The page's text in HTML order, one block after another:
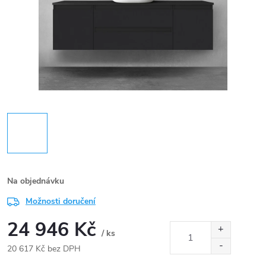
Na objednávku
Možnosti doručení
24 946 Kč / ks
20 617 Kč bez DPH